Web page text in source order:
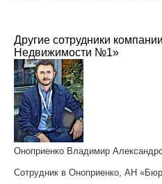
Другие сотрудники
Недвижимости №1»
Оноприенко Владимир
Сотрудник в Оноприенко, АН